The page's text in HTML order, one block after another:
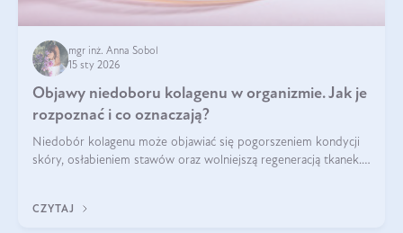
mgr inż. Anna Sobol
15 sty 2026
Objawy niedoboru kolagenu w organizmie. Jak je
rozpoznać i co oznaczają?
Niedobór kolagenu może objawiać się pogorszeniem kondycji
skóry, osłabieniem stawów oraz wolniejszą regeneracją tkanek.
osłabienie włosów.
CZYTAJ